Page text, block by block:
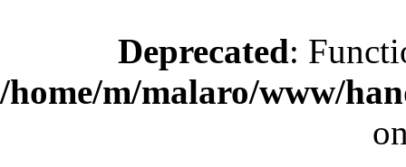
Deprecated:
/home/m/malaro/www/